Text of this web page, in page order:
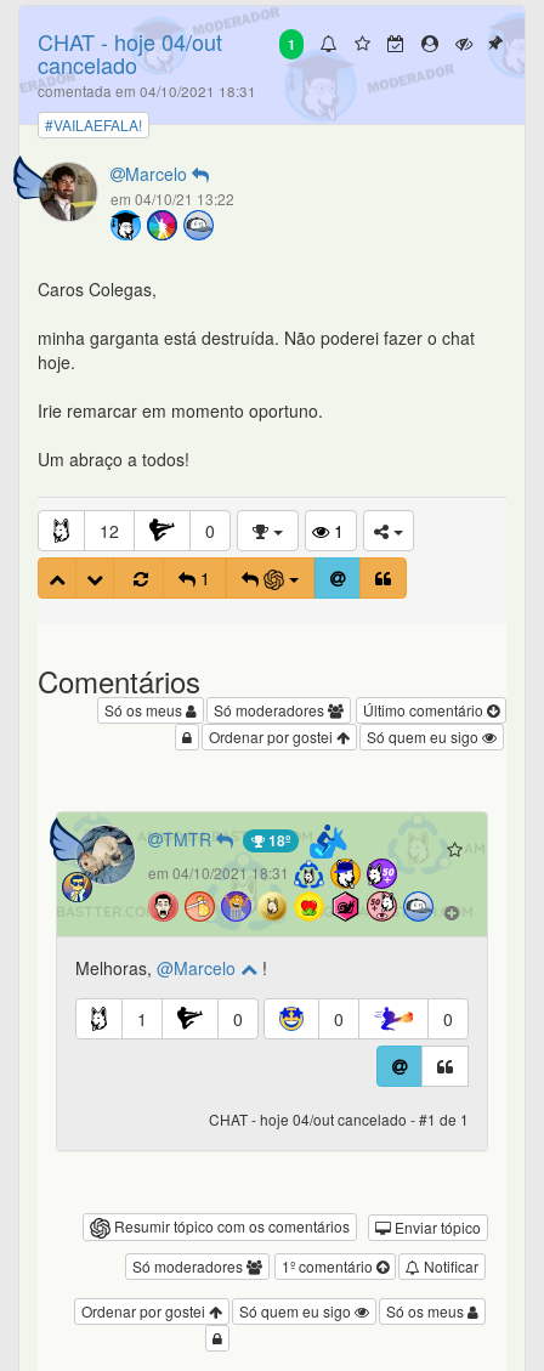
1
CHAT - hoje 04/out
cancelado
comentada em 04/10/2021 18:31
#VAILAEFALA!
Marcelo
em 04/10/21 13:22
Caros Colegas,
minha garganta está destruída. Não poderei fazer o chat
hoje.
Irie remarcar em momento oportuno.
Um abraço a todos!
12 0
1
1
Comentários
Último comentário
Só moderadores
Só os meus
Só quem eu sigo
Ordenar por gostei
TMTR 18º
em 04/10/2021 18:31
Melhoras, @Marcelo !
1 0 0 0
CHAT - hoje 04/out cancelado - #1 de 1
Resumir tópico com os comentários
Enviar tópico
Notificar
1º comentário
Só moderadores
Só os meus
Só quem eu sigo
Ordenar por gostei